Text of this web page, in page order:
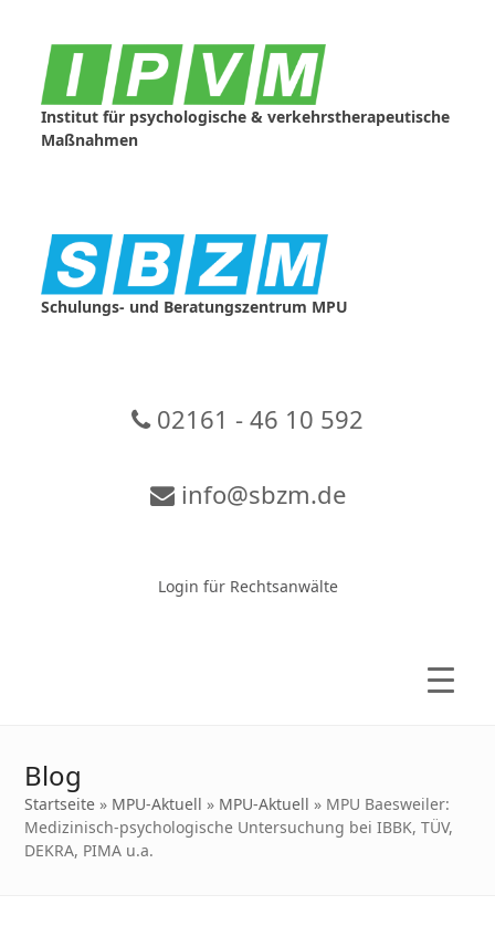
content
Institut für psychologische & verkehrstherapeutische
Maßnahmen
Schulungs- und Beratungszentrum MPU
02161 - 46 10 592
info@sbzm.de
Login für Rechtsanwälte
Blog
Startseite » MPU-Aktuell » MPU-Aktuell » MPU Baesweiler:
Medizinisch-psychologische Untersuchung bei IBBK, TÜV,
DEKRA, PIMA u.a.